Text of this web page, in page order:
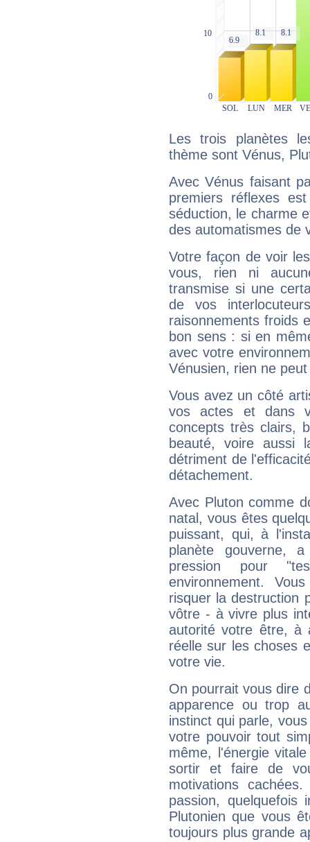
Les trois planètes
thème sont Vénus,
Avec Vénus faisant
premiers réflexes
séduction, le charme
des automatismes de
Votre façon de voir
vous, rien ni
transmise si une
de vos
raisonnements froids
bon sens : si en
avec votre
Vénusien, rien ne
Vous avez un côté
vos actes et dans
concepts très clairs,
beauté, voire aussi
détriment de
détachement.
Avec Pluton comme
natal, vous êtes
puissant, qui, à
planète gouverne,
pression pour
environnement.
risquer la destruction
vôtre - à vivre plus
autorité votre être, à
réelle sur les choses
votre vie.
On pourrait vous dire
apparence ou trop
instinct qui parle,
votre pouvoir tout
même, l'énergie
sortir et faire de
motivations
passion, quelquefois
Plutonien que vous
toujours plus grande